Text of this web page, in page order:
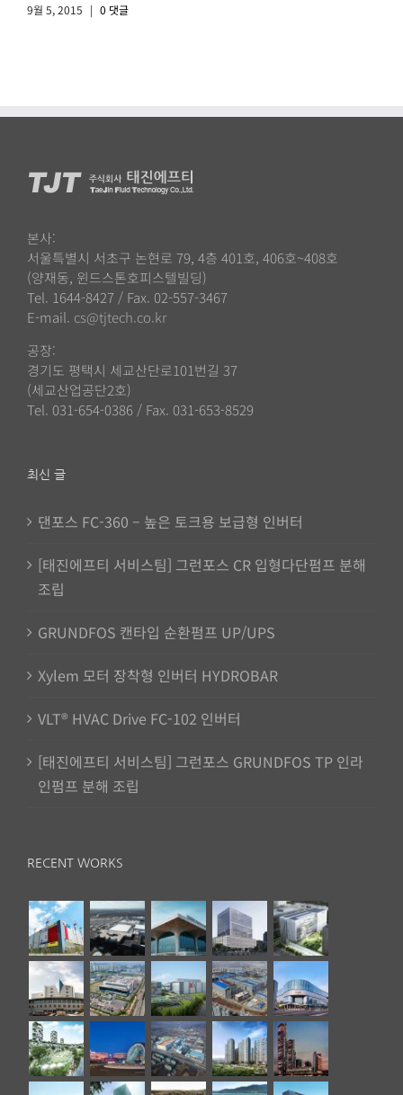
9월 5, 2015 | 0 댓글
본사:
서울특별시 서초구 논현로 79, 4층 401호, 406호~408호
(양재동, 윈드스톤호피스텔빌딩)
Tel. 1644-8427 / Fax. 02-557-3467
E-mail. cs@tjtech.co.kr
공장:
경기도 평택시 세교산단로101번길 37
(세교산업공단2호)
Tel. 031-654-0386 / Fax. 031-653-8529
최신 글
댄포스 FC-360 – 높은 토크용 보급형 인버터
[태진에프티 서비스팀] 그런포스 CR 입형다단펌프 분해
조립
GRUNDFOS 캔타입 순환펌프 UP/UPS
Xylem 모터 장착형 인버터 HYDROBAR
VLT® HVAC Drive FC-102 인버터
[태진에프티 서비스팀] 그런포스 GRUNDFOS TP 인라
인펌프 분해 조립
RECENT WORKS